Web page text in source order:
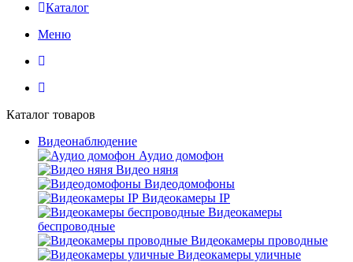
Каталог
Меню
Каталог товаров
Видеонаблюдение
Аудио домофон
Видео няня
Видеодомофоны
Видеокамеры IP
Видеокамеры
беспроводные
Видеокамеры проводные
Видеокамеры уличные